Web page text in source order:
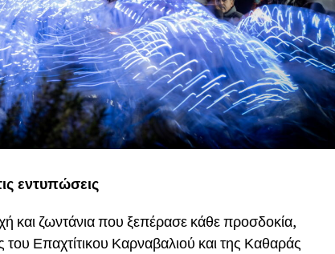
εντυπώσεις
και ζωντάνια που ξεπέρασε κάθε προσδοκία,
Επαχτίτικου Καρναβαλιού και της Καθαράς